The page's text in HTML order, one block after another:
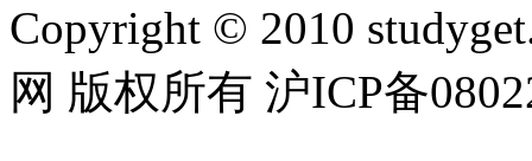
Copyright © 2010
网 版权所有 沪ICP备